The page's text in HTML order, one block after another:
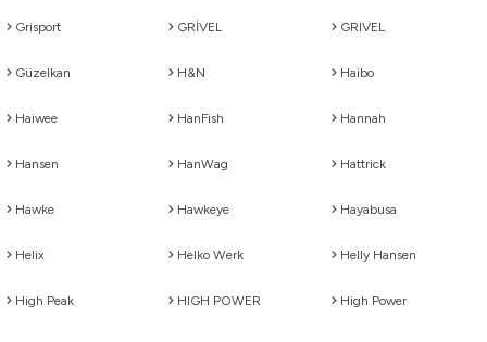
Grisport GRİVEL GRIVEL
Güzelkan H&N Haibo
Haiwee HanFish Hannah
Hansen HanWag Hattrick
Hawke Hawkeye Hayabusa
Helix Helko Werk Helly Hansen
High Peak HIGH POWER High Power